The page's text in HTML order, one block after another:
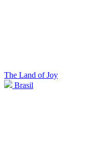
The Land of Joy
Brasil